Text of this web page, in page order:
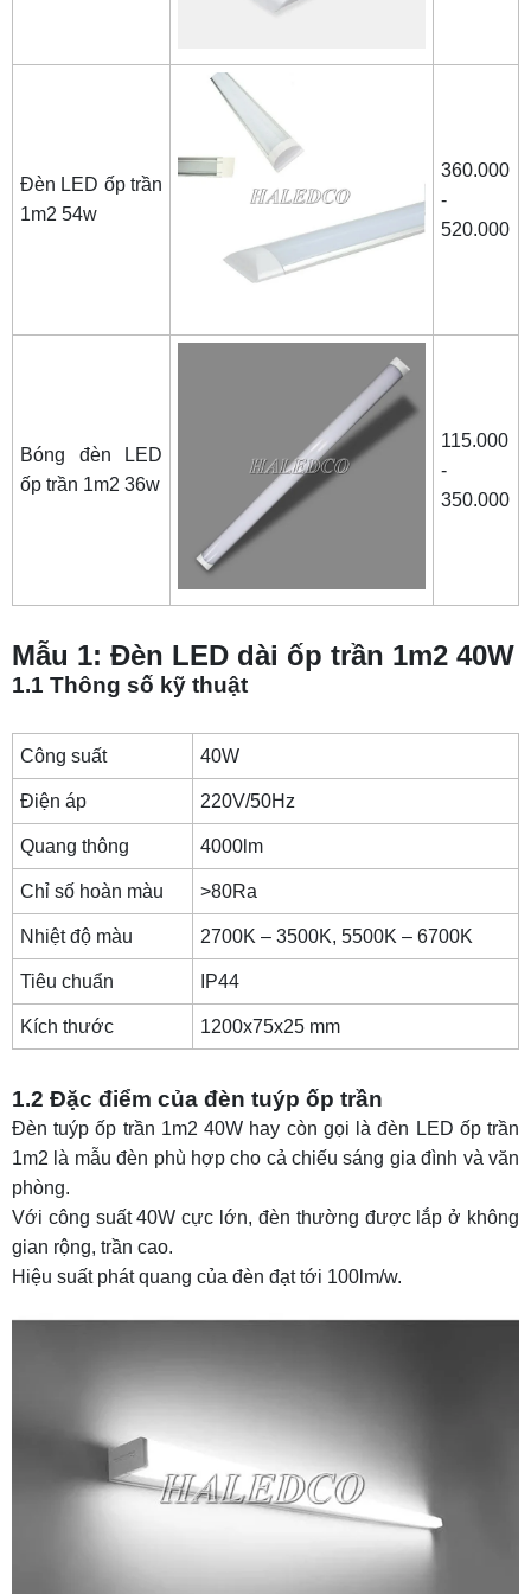
Đèn LED ốp trần
1m2 54w
360.000
-
520.000
Bóng đèn LED
ốp trần 1m2 36w
115.000
-
350.000
Mẫu 1: Đèn LED dài ốp trần 1m2 40W
1.1 Thông số kỹ thuật
Công suất 40W
Điện áp 220V/50Hz
Quang thông 4000lm
Chỉ số hoàn màu >80Ra
Nhiệt độ màu 2700K – 3500K, 5500K – 6700K
Tiêu chuẩn IP44
Kích thước 1200x75x25 mm
1.2 Đặc điểm của đèn tuýp ốp trần
Đèn tuýp ốp trần 1m2 40W hay còn gọi là đèn LED ốp trần
1m2 là mẫu đèn phù hợp cho cả chiếu sáng gia đình và văn
phòng.
Với công suất 40W cực lớn, đèn thường được lắp ở không
gian rộng, trần cao.
Hiệu suất phát quang của đèn đạt tới 100lm/w.